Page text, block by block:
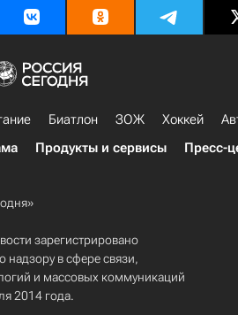
Биатлон ЗОЖ Хоккей
Продукты и сервисы Пресс-
зарегистрировано
надзору в сфере связи,
и массовых коммуникаций
2014 года.